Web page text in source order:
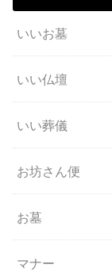
いいお墓
いい仏壇
いい葬儀
お坊さん便
お墓
マナー